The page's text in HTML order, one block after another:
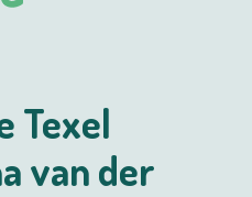
Texel
van der